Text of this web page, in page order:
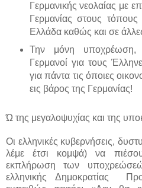
Γερμανικής νεολαίας με
Γερμανίας στους
Ελλάδα καθώς και σε
Την μόνη υποχρέωση,
Γερμανοί για τους
για πάντα τις όποιες
εις βάρος της Γερμανίας!
Ώ της μεγαλοψυχίας και της
Οι ελληνικές κυβερνήσεις,
λέμε έτσι κομψά) να
εκπλήρωση των
ελληνικής Δημοκρατίας